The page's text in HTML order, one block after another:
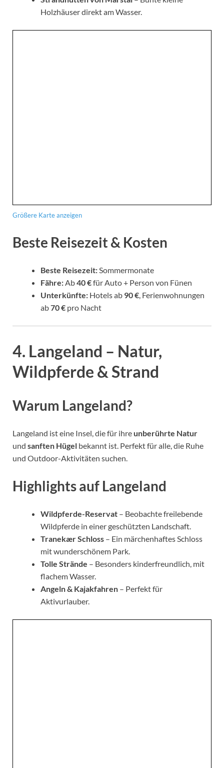
Holzhäuser direkt am Wasser.
Größere Karte anzeigen
Beste Reisezeit & Kosten
Beste Reisezeit:Sommermonate
Fähre:Ab40 €für Auto + Person von Fünen
Unterkünfte: Hotels ab 90 €, Ferienwohnungen
ab70 € pro Nacht
4. Langeland – Natur,
Wildpferde & Strand
Warum Langeland?
Langeland ist eine Insel, die für ihre unberührte Natur
und sanften Hügel bekannt ist. Perfekt für alle, die Ruhe
und Outdoor-Aktivitäten suchen.
Highlights auf Langeland
Wildpferde-Reservat – Beobachte freilebende
Wildpferde in einer geschützten Landschaft.
Tranekær Schloss – Ein märchenhaftes Schloss
mit wunderschönem Park.
Tolle Strände – Besonders kinderfreundlich, mit
flachem Wasser.
Angeln & Kajakfahren – Perfekt für
Aktivurlauber.